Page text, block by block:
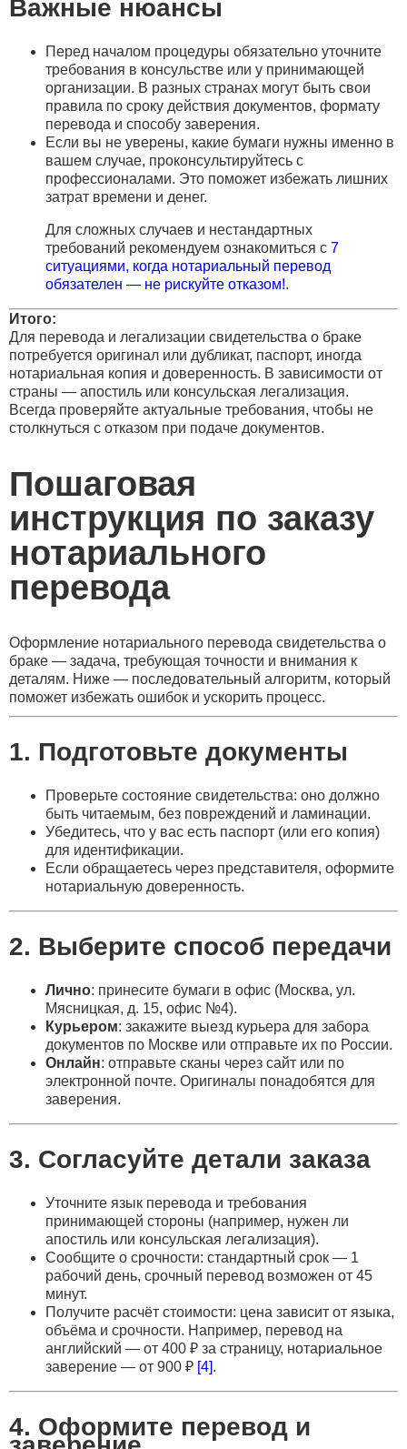
Важные нюансы
Перед началом процедуры обязательно уточните
требования в консульстве или у принимающей
организации. В разных странах могут быть свои
правила по сроку действия документов, формату
перевода и способу заверения.
Если вы не уверены, какие бумаги нужны именно в
вашем случае, проконсультируйтесь с
профессионалами. Это поможет избежать лишних
затрат времени и денег.
Для сложных случаев и нестандартных
требований рекомендуем ознакомиться с 7
ситуациями, когда нотариальный перевод
обязателен — не рискуйте отказом!.
Итого:
Для перевода и легализации свидетельства о браке
потребуется оригинал или дубликат, паспорт, иногда
нотариальная копия и доверенность. В зависимости от
страны — апостиль или консульская легализация.
Всегда проверяйте актуальные требования, чтобы не
столкнуться с отказом при подаче документов.
Пошаговая
инструкция по заказу
нотариального
перевода
Оформление нотариального перевода свидетельства о
браке — задача, требующая точности и внимания к
деталям. Ниже — последовательный алгоритм, который
поможет избежать ошибок и ускорить процесс.
1. Подготовьте документы
Проверьте состояние свидетельства: оно должно
быть читаемым, без повреждений и ламинации.
Убедитесь, что у вас есть паспорт (или его копия)
для идентификации.
Если обращаетесь через представителя, оформите
нотариальную доверенность.
2. Выберите способ передачи
Лично: принесите бумаги в офис (Москва, ул.
Мясницкая, д. 15, офис №4).
Курьером: закажите выезд курьера для забора
документов по Москве или отправьте их по России.
Онлайн: отправьте сканы через сайт или по
электронной почте. Оригиналы понадобятся для
заверения.
3. Согласуйте детали заказа
Уточните язык перевода и требования
принимающей стороны (например, нужен ли
апостиль или консульская легализация).
Сообщите о срочности: стандартный срок — 1
рабочий день, срочный перевод возможен от 45
минут.
Получите расчёт стоимости: цена зависит от языка,
объёма и срочности. Например, перевод на
английский — от 400 ₽ за страницу, нотариальное
заверение — от 900 ₽ [4].
4. Оформите перевод и